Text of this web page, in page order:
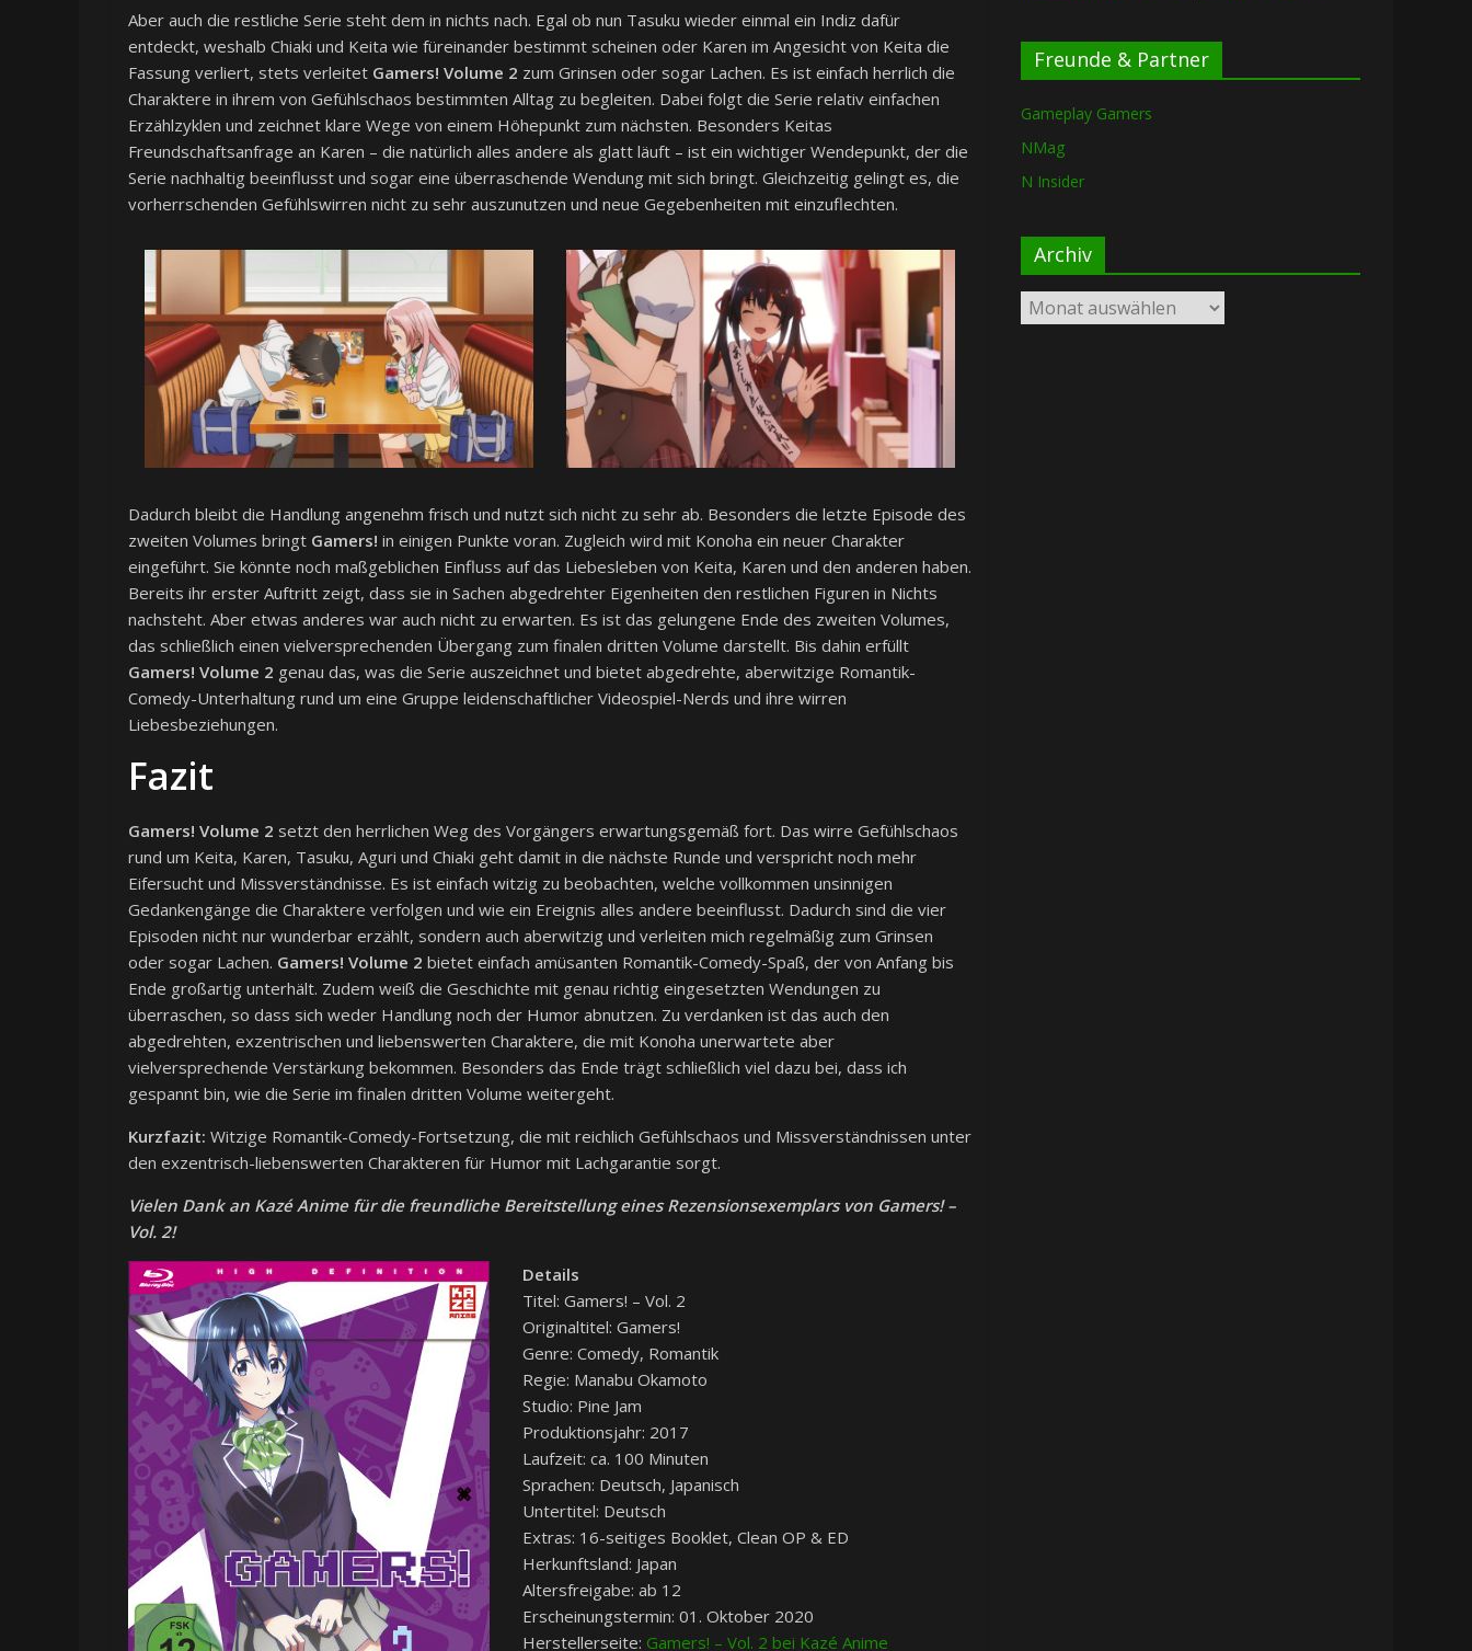
Aber auch die restliche Serie steht dem in nichts nach. Egal ob nun Tasuku wieder einmal ein Indiz dafür
entdeckt, weshalb Chiaki und Keita wie füreinander bestimmt scheinen oder Karen im Angesicht von Keita die
Fassung verliert, stets verleitet Gamers! Volume 2 zum Grinsen oder sogar Lachen. Es ist einfach herrlich die
Charaktere in ihrem von Gefühlschaos bestimmten Alltag zu begleiten. Dabei folgt die Serie relativ einfachen
Erzählzyklen und zeichnet klare Wege von einem Höhepunkt zum nächsten. Besonders Keitas
Freundschaftsanfrage an Karen – die natürlich alles andere als glatt läuft – ist ein wichtiger Wendepunkt, der die
Serie nachhaltig beeinflusst und sogar eine überraschende Wendung mit sich bringt. Gleichzeitig gelingt es, die
vorherrschenden Gefühlswirren nicht zu sehr auszunutzen und neue Gegebenheiten mit einzuflechten.
Dadurch bleibt die Handlung angenehm frisch und nutzt sich nicht zu sehr ab. Besonders die letzte Episode des
zweiten Volumes bringt Gamers! in einigen Punkte voran. Zugleich wird mit Konoha ein neuer Charakter
eingeführt. Sie könnte noch maßgeblichen Einfluss auf das Liebesleben von Keita, Karen und den anderen haben.
Bereits ihr erster Auftritt zeigt, dass sie in Sachen abgedrehter Eigenheiten den restlichen Figuren in Nichts
nachsteht. Aber etwas anderes war auch nicht zu erwarten. Es ist das gelungene Ende des zweiten Volumes,
das schließlich einen vielversprechenden Übergang zum finalen dritten Volume darstellt. Bis dahin erfüllt
Gamers! Volume 2 genau das, was die Serie auszeichnet und bietet abgedrehte, aberwitzige Romantik-
Comedy-Unterhaltung rund um eine Gruppe leidenschaftlicher Videospiel-Nerds und ihre wirren
Liebesbeziehungen.
Fazit
Gamers! Volume 2 setzt den herrlichen Weg des Vorgängers erwartungsgemäß fort. Das wirre Gefühlschaos
rund um Keita, Karen, Tasuku, Aguri und Chiaki geht damit in die nächste Runde und verspricht noch mehr
Eifersucht und Missverständnisse. Es ist einfach witzig zu beobachten, welche vollkommen unsinnigen
Gedankengänge die Charaktere verfolgen und wie ein Ereignis alles andere beeinflusst. Dadurch sind die vier
Episoden nicht nur wunderbar erzählt, sondern auch aberwitzig und verleiten mich regelmäßig zum Grinsen
oder sogar Lachen. Gamers! Volume 2 bietet einfach amüsanten Romantik-Comedy-Spaß, der von Anfang bis
Ende großartig unterhält. Zudem weiß die Geschichte mit genau richtig eingesetzten Wendungen zu
überraschen, so dass sich weder Handlung noch der Humor abnutzen. Zu verdanken ist das auch den
abgedrehten, exzentrischen und liebenswerten Charaktere, die mit Konoha unerwartete aber
vielversprechende Verstärkung bekommen. Besonders das Ende trägt schließlich viel dazu bei, dass ich
gespannt bin, wie die Serie im finalen dritten Volume weitergeht.
Kurzfazit: Witzige Romantik-Comedy-Fortsetzung, die mit reichlich Gefühlschaos und Missverständnissen unter
den exzentrisch-liebenswerten Charakteren für Humor mit Lachgarantie sorgt.
Vielen Dank an Kazé Anime für die freundliche Bereitstellung eines Rezensionsexemplars von Gamers! –
Vol. 2!
Details
Titel: Gamers! – Vol. 2
Originaltitel: Gamers!
Genre: Comedy, Romantik
Regie: Manabu Okamoto
Studio: Pine Jam
Produktionsjahr: 2017
Laufzeit: ca. 100 Minuten
Sprachen: Deutsch, Japanisch
Untertitel: Deutsch
Extras: 16-seitiges Booklet, Clean OP & ED
Herkunftsland: Japan
Altersfreigabe: ab 12
Erscheinungstermin: 01. Oktober 2020
Herstellerseite: Gamers! – Vol. 2 bei Kazé Anime
Freunde & Partner
Gameplay Gamers
NMag
N Insider
Archiv
Archiv